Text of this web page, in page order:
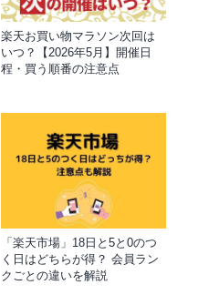
楽天お買い物マラソン次回は
いつ？【2026年5月】開催日
程・買う順番の注意点
「楽天市場」18日と5と0のつ
く日はどちらが得？ 会員ラン
クごとの違いを解説